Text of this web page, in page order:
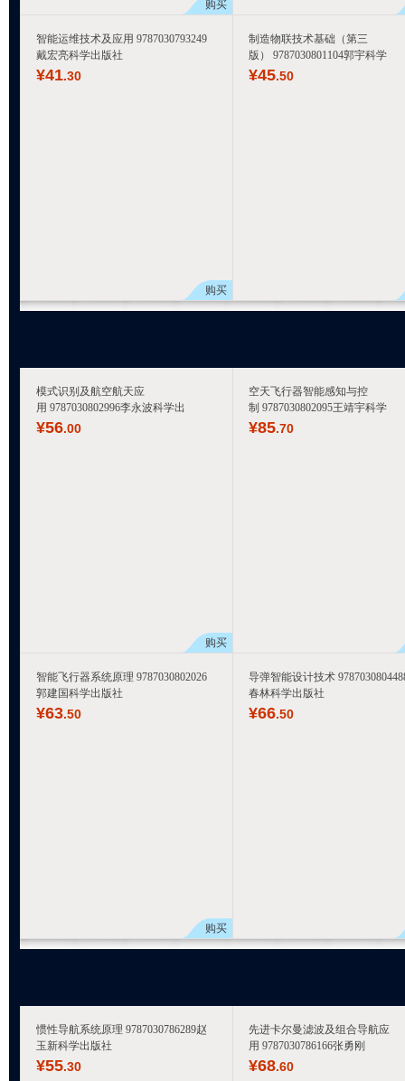
购买
智能运维技术及应用 9787030793249
戴宏亮科学出版社
¥41.30
购买
制造物联技术基础（第三
版） 9787030801104郭宇科学
¥45.50
模式识别及航空航天应
用 9787030802996李永波科学出
¥56.00
购买
空天飞行器智能感知与控
制 9787030802095王靖宇科学
¥85.70
智能飞行器系统原理 9787030802026
郭建国科学出版社
¥63.50
购买
导弹智能设计技术
春林科学出版社
¥66.50
惯性导航系统原理 9787030786289赵
玉新科学出版社
¥55.30
先进卡尔曼滤波及组合导航应
用 9787030786166张勇刚
¥68.60